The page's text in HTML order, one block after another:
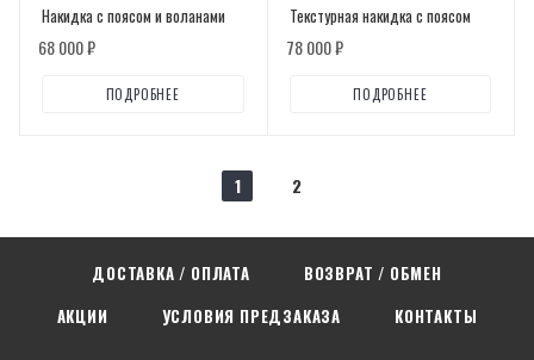
Накидка с поясом и воланами
68 000 ₽
ПОДРОБНЕЕ
Текстурная накидка с поясом
78 000 ₽
ПОДРОБНЕЕ
1 2
ДОСТАВКА / ОПЛАТА
ВОЗВРАТ / ОБМЕН
АКЦИИ
УСЛОВИЯ ПРЕДЗАКАЗА КОНТАКТЫ